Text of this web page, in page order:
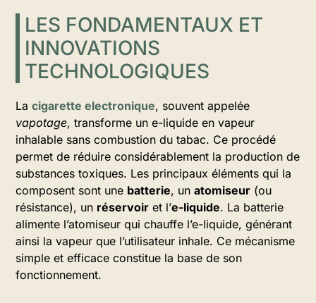
LES FONDAMENTAUX ET
INNOVATIONS
TECHNOLOGIQUES
La cigarette electronique, souvent appelée
vapotage, transforme un e-liquide en vapeur
inhalable sans combustion du tabac. Ce procédé
permet de réduire considérablement la production de
substances toxiques. Les principaux éléments qui la
composent sont une batterie, un atomiseur (ou
résistance), un réservoir et l’e-liquide. La batterie
alimente l’atomiseur qui chauffe l’e-liquide, générant
ainsi la vapeur que l’utilisateur inhale. Ce mécanisme
simple et efficace constitue la base de son
fonctionnement.